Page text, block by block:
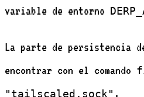
variable de entorno
La parte de persistencia
encontrar con el comando
"tailscaled.sock" .